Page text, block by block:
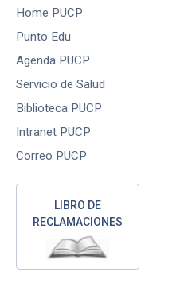
Home PUCP
Punto Edu
Agenda PUCP
Servicio de Salud
Biblioteca PUCP
Intranet PUCP
Correo PUCP
LIBRO DE
RECLAMACIONES